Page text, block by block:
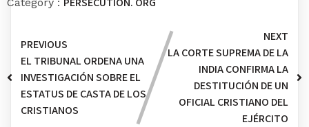
PREVIOUS
EL TRIBUNAL ORDENA UNA
INVESTIGACIÓN SOBRE EL
ESTATUS DE CASTA DE LOS
CRISTIANOS
NEXT
LA CORTE SUPREMA DE LA
INDIA CONFIRMA LA
DESTITUCIÓN DE UN
OFICIAL CRISTIANO DEL
EJÉRCITO